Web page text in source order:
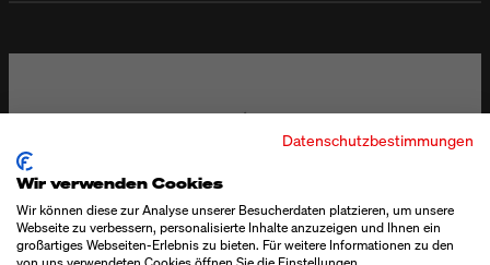
MERANER MÜHLE
Datenschutzbestimmungen
Wir verwenden Cookies
Wir können diese zur Analyse unserer Besucherdaten platzieren, um unsere
Webseite zu verbessern, personalisierte Inhalte anzuzeigen und Ihnen ein
großartiges Webseiten-Erlebnis zu bieten. Für weitere Informationen zu den